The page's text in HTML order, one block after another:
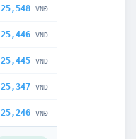
25,548 VNĐ
25,446 VNĐ
25,445 VNĐ
25,347 VNĐ
25,246 VNĐ